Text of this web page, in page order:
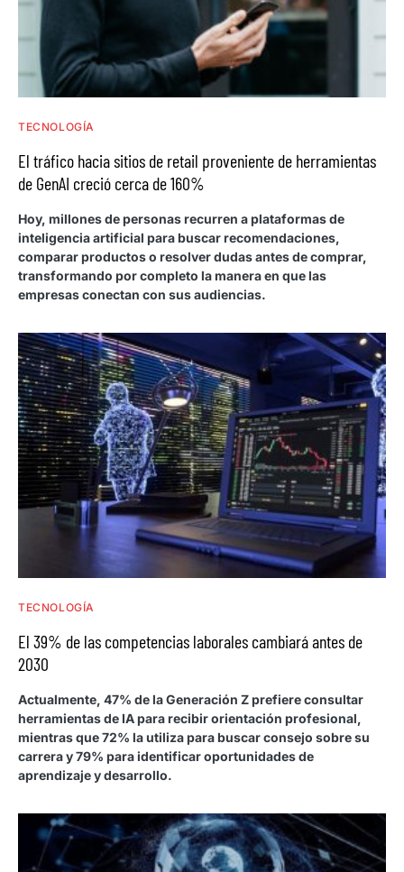
TECNOLOGÍA
El tráfico hacia sitios de retail proveniente de herramientas
de GenAI creció cerca de 160%
Hoy, millones de personas recurren a plataformas de
inteligencia artificial para buscar recomendaciones,
comparar productos o resolver dudas antes de comprar,
transformando por completo la manera en que las
empresas conectan con sus audiencias.
TECNOLOGÍA
El 39% de las competencias laborales cambiará antes de
2030
Actualmente, 47% de la Generación Z prefiere consultar
herramientas de IA para recibir orientación profesional,
mientras que 72% la utiliza para buscar consejo sobre su
carrera y 79% para identificar oportunidades de
aprendizaje y desarrollo.